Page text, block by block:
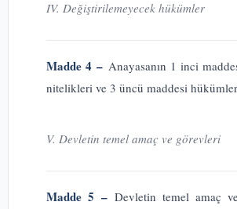
IV. Değiştirilemeyecek hükümler
Madde 4 – Anayasanın 1 inci
nitelikleri ve 3 üncü maddesi
V. Devletin temel amaç ve görevleri
Madde 5 – Devletin temel amaç